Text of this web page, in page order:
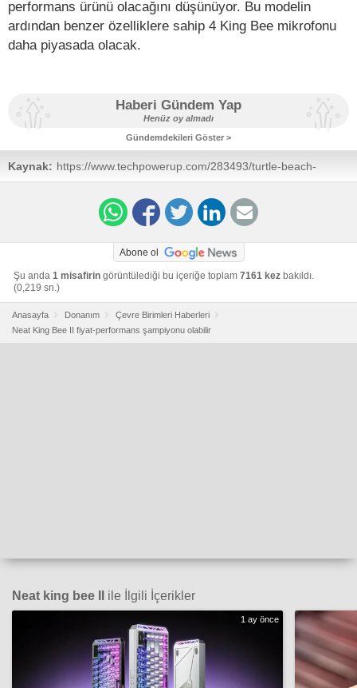
performans ürünü olacağını düşünüyor. Bu modelin
ardından benzer özelliklere sahip 4 King Bee mikrofonu
daha piyasada olacak.
Haberi Gündem Yap
Henüz oy almadı
Gündemdekileri Göster >
Kaynak: https://www.techpowerup.com/283493/turtle-beach-
brand-neat-microphones-launches-the-king-bee-ii-
Abone ol
Şu anda 1 misafirin görüntülediği bu içeriğe toplam 7161 kez bakıldı.
(0,219 sn.)
Anasayfa Donanım
Çevre Birimleri Haberleri
Neat King Bee II fiyat-performans şampiyonu olabilir
Neat king bee II ile İlgili İçerikler
1 ay önce